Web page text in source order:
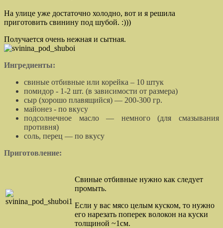
На улице уже достаточно холодно, вот и я решила
приготовить свинину под шубой. :)))
Получается очень нежная и сытная.
Ингредиенты:
свиные отбивные или корейка – 10 штук
помидор - 1-2 шт. (в зависимости от размера)
сыр (хорошо плавящийся) — 200-300 гр.
майонез - по вкусу
подсолнечное масло — немного (для смазывания
противня)
соль, перец — по вкусу
Приготовление:
Свиные отбивные нужно как следует
промыть.
Если у вас мясо целым куском, то нужно
его нарезать поперек волокон на куски
толщиной ~1см.